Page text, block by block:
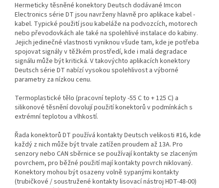
Hermeticky těsněné konektory Deutsch dodávané Imcon
Electronics série DT jsou navrženy hlavně pro aplikace kabel -
kabel. Typické použití jsou kabeláže na podvozcích, motorech
nebo převodovkách ale také na spolehlivé instalace do kabiny.
Jejich jedinečné vlastnosti vyniknou všude tam, kde je potřeba
spojovat signály v těžkém prostředí, kde i malá degradace
signálu může být kritická. V takovýchto aplikacích konektory
Deutsch série DT nabízí vysokou spolehlivost a výborné
parametry za nízkou cenu.
Termoplastické tělo (pracovní teploty -55 C to + 125 C) a
silikonové těsnění dovolují použití konektorů v podmínkách s
extrémní teplotou a vlhkostí.
Řada konektorů DT používá kontakty Deutsch velikosti #16, kde
každý z nich může být trvale zatížen proudem až 13A. Pro
senzory nebo CAN sběrnice se používají kontakty se zlaceným
povrchem, pro běžné použití mají kontakty povrch niklovaný.
Konektory mohou být osazeny volně sypanými kontakty
(trubičkové / soustružené kontakty lisovací nástroj HDT-48-00)